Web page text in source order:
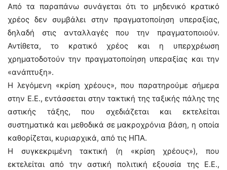
Από τα παραπάνω συνάγεται ότι το μηδενικό κρατικό
χρέος δεν συμβάλει στην πραγματοποίηση υπεραξίας,
δηλαδή στις ανταλλαγές που την πραγματοποιούν.
Αντίθετα, το κρατικό χρέος και η υπερχρέωση
χρηματοδοτούν την πραγματοποίηση υπεραξίας και την
«ανάπτυξη».
Η λεγόμενη «κρίση χρέους», που παρατηρούμε σήμερα
στην Ε.Ε., εντάσσεται στην τακτική της ταξικής πάλης της
αστικής τάξης, που σχεδιάζεται και εκτελείται
συστηματικά και μεθοδικά σε μακροχρόνια βάση, η οποία
καθορίζεται, κυριαρχικά, από τις ΗΠΑ.
Η συγκεκριμένη τακτική (η «κρίση χρέους»), που
εκτελείται από την αστική πολιτική εξουσία της Ε.Ε.,